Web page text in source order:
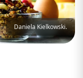
Daniela Kielkowski.